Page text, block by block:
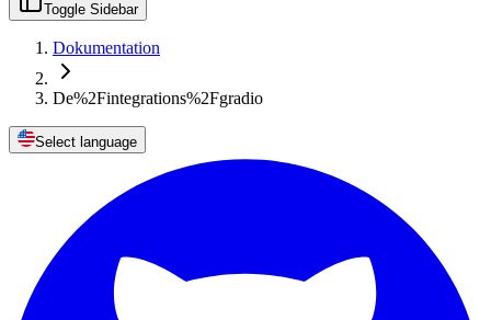
Toggle Sidebar
Dokumentation
De%2Fintegrations%2Fgradio
Select language